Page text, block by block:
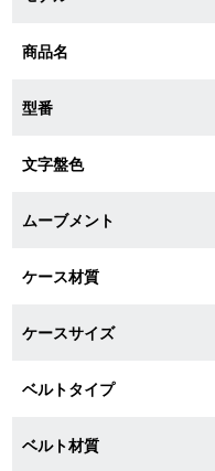
買取・
買取・下取りはこちら
買取専門サロン
買取ご成約者様限定5万円
商品名
型番
文字盤色
ムーブメント
ケース材質
ケースサイズ
ベルトタイプ
ベルト材質